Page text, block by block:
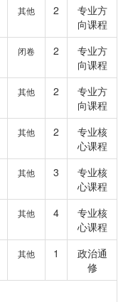
其他 2
专业方
向课程
闭卷 2
专业方
向课程
其他 2
专业方
向课程
其他 2
专业核
心课程
其他 3
专业核
心课程
其他 4
专业核
心课程
其他 1
政治通
修